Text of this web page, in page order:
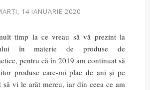
14 IANUARIE 2020
timp la ce vreau să vă prezint la
în materie de produse de
pentru că în 2019 am continuat să
produse care-mi plac de ani și pe
să vi le arăt mereu, iar din ceea ce am